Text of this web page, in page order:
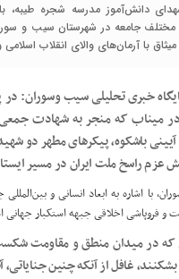
دانش‌آموز مدرسه شجره طیبه،
مختلف جامعه در شهرستان سیب و
با آرمان‌های والای انقلاب
خبری تحلیلی سیب وسوران:
که منجر به شهادت جمعی
باشکوه، پیکرهای مطهر دو
عزم راسخ ملت ایران در مسیر
با اشاره به ابعاد انسانی و
و فروپاشی اخلاقی جبهه استکبار
که در میدان منطق و مقاومت
غافل از آنکه چنین